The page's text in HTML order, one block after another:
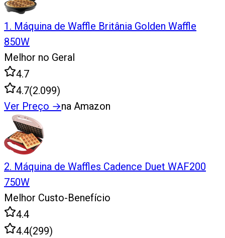
1 . Máquina de Waffle Britânia Golden Waffle
850W
Melhor no Geral
4.7
4.7(2.099)
Ver Preço →na Amazon
2. Máquina de Waffles Cadence Duet WAF200
750W
Melhor Custo-Benefício
4.4
4.4(299)